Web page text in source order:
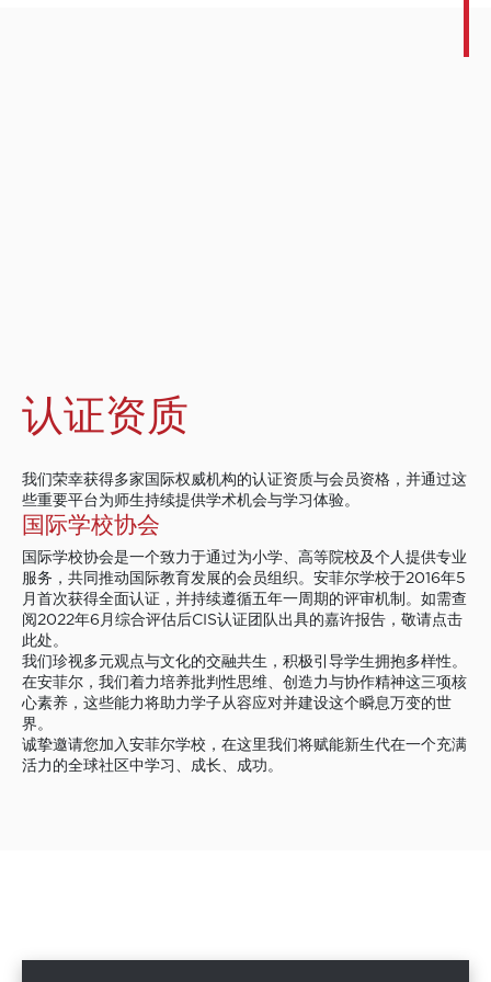
认证资质
我们荣幸获得多家国际权威机构的认证资质与会员资格，并通过这
些重要平台为师生持续提供学术机会与学习体验。
国际学校协会
国际学校协会是一个致力于通过为小学、高等院校及个人提供专业
服务，共同推动国际教育发展的会员组织。安菲尔学校于2016年5
月首次获得全面认证，并持续遵循五年一周期的评审机制。如需查
阅2022年6月综合评估后CIS认证团队出具的嘉许报告，敬请点击
此处。
我们珍视多元观点与文化的交融共生，积极引导学生拥抱多样性。
在安菲尔，我们着力培养批判性思维、创造力与协作精神这三项核
心素养，这些能力将助力学子从容应对并建设这个瞬息万变的世
界。
诚挚邀请您加入安菲尔学校，在这里我们将赋能新生代在一个充满
活力的全球社区中学习、成长、成功。